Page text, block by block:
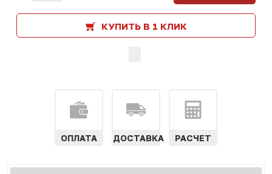
КУПИТЬ В 1 КЛИК
ОПЛАТА ДОСТАВКА РАСЧЕТ